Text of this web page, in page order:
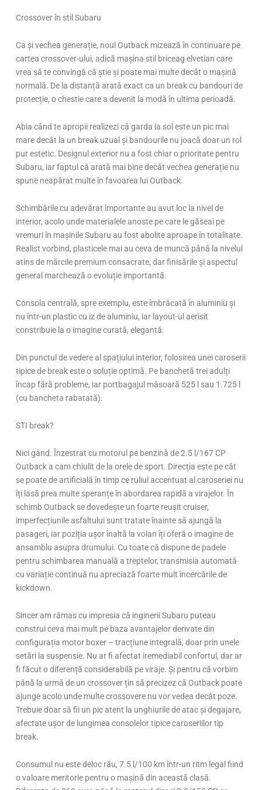
Crossover în stil Subaru
Ca și vechea generație, noul Outback mizează în continuare pe
cartea crossover-ului, adică mașina stil briceag elvetian care
vrea să te convingă că știe și poate mai multe decât o mașină
normală. De la distanță arată exact ca un break cu bandouri de
protecție, o chestie care a devenit la modă în ultima perioadă.
Abia când te apropii realizezi că garda la sol este un pic mai
mare decât la un break uzual și bandourile nu joacă doar un rol
pur estetic. Designul exterior nu a fost chiar o prioritate pentru
Subaru, iar faptul că arată mai bine decât vechea generație nu
spune neapărat multe în favoarea lui Outback.
Schimbările cu adevărat importante au avut loc la nivel de
interior, acolo unde materialele anoste pe care le găseai pe
vremuri în mașinile Subaru au fost abolite aproape în totalitate.
Realist vorbind, plasticele mai au ceva de muncă până la nivelul
atins de mărcile premium consacrate, dar finisările și aspectul
general marchează o evoluție importantă.
Consola centrală, spre exemplu, este îmbrăcată în aluminiu și
nu într-un plastic cu iz de aluminiu, iar layout-ul aerisit
constribuie la o imagine curată, elegantă.
Din punctul de vedere al spațiului interior, folosirea unei caroserii
tipice de break este o soluție optimă. Pe banchetă trei adulți
încap fără probleme, iar portbagajul măsoară 525 l sau 1.725 l
(cu bancheta rabatată).
STI break?
Nici gând. Înzestrat cu motorul pe benzină de 2.5 l/167 CP
Outback a cam chiulit de la orele de sport. Direcția este pe cât
se poate de artificială în timp ce ruliul accentuat al caroseriei nu
îți lasă prea multe speranțe în abordarea rapidă a virajelor. În
schimb Outback se dovedește un foarte reușit cruiser,
imperfecțiunile asfaltului sunt tratate înainte să ajungă la
pasageri, iar poziția ușor înaltă la volan îți oferă o imagine de
ansamblu asupra drumului. Cu toate că dispune de padele
pentru schimbarea manuală a treptelor, transmisia automată
cu variație continuă nu apreciază foarte mult încercările de
kickdown.
Sincer am rămas cu impresia că inginerii Subaru puteau
construi ceva mai mult pe baza avantajelor derivate din
configurația motor boxer – tracțiune integrală, doar prin unele
setări la suspensie. Nu ar fi afectat iremediabil confortul, dar ar
fi făcut o diferență considerabilă pe viraje. Și pentru că vorbim
până la urmă de un crossover țin să precizez că Outback poate
ajunge acolo unde multe crossovere nu vor vedea decât poze.
Trebuie doar să fii un pic atent la unghiurile de atac și degajare,
afectate ușor de lungimea consolelor tipice caroseriilor tip
break.
Consumul nu este deloc rău, 7.5 l/100 km într-un ritm legal fiind
o valoare meritorie pentru o mașină din această clasă.